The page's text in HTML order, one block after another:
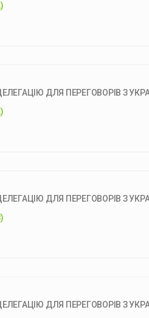
ДЛЯ ПЕРЕГОВОРІВ З
ДЛЯ ПЕРЕГОВОРІВ З
ДЛЯ ПЕРЕГОВОРІВ З